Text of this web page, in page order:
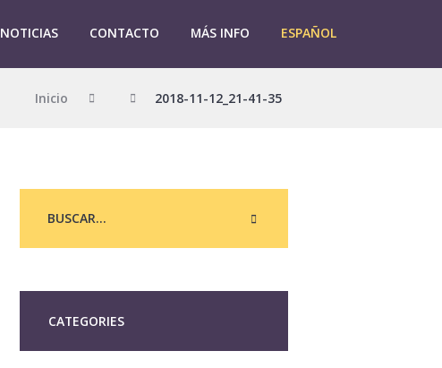
NOTICIAS CONTACTO MÁS INFO ESPAÑOL
Inicio 2018-11-12_21-41-35
CATEGORIES